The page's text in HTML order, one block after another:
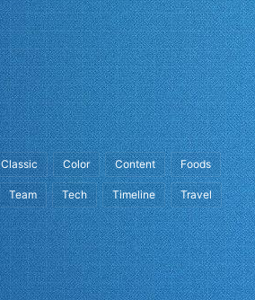
Classic Color Content Foods
Team Tech Timeline Travel